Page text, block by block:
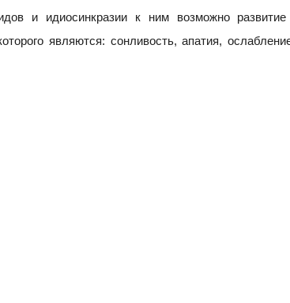
и идиосинкразии к ним возможно развитие
являются: сонливость, апатия,